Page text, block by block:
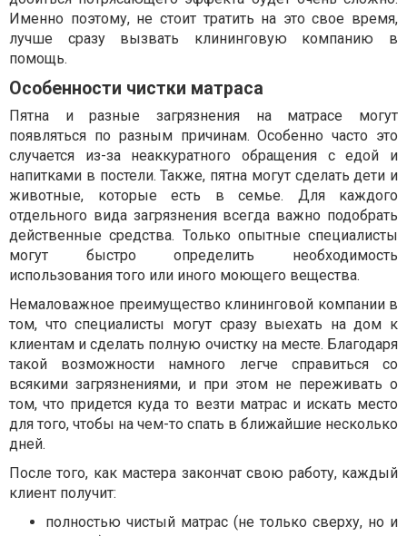
Именно поэтому, не стоит тратить на это свое время,
лучше сразу вызвать клининговую компанию в
помощь.
Особенности чистки матраса
Пятна и разные загрязнения на матрасе могут
появляться по разным причинам. Особенно часто это
случается из-за неаккуратного обращения с едой и
напитками в постели. Также, пятна могут сделать дети и
животные, которые есть в семье. Для каждого
отдельного вида загрязнения всегда важно подобрать
действенные средства. Только опытные специалисты
могут быстро определить необходимость
использования того или иного моющего вещества.
Немаловажное преимущество клининговой компании в
том, что специалисты могут сразу выехать на дом к
клиентам и сделать полную очистку на месте. Благодаря
такой возможности намного легче справиться со
всякими загрязнениями, и при этом не переживать о
том, что придется куда то везти матрас и искать место
для того, чтобы на чем-то спать в ближайшие несколько
дней.
После того, как мастера закончат свою работу, каждый
клиент получит:
полностью чистый матрас (не только сверху, но и